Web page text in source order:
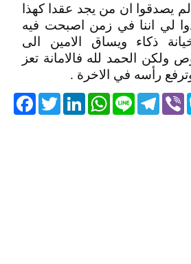
لم يصدقوا ان من يجد عقدا كهذا
لي اننا في زمن اصبحت فيه
ذكاء ويساق الامين الى
ولكن الحمد لله فالامانة تعز
رأسه في الاخرة .
TwitterLinkedIn
WhatsApp Line
Telegram Viber